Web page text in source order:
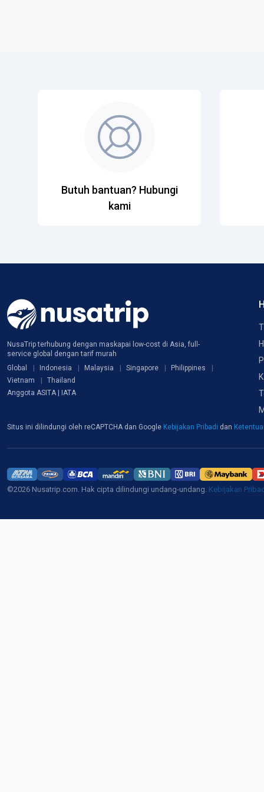
Butuh bantuan? Hubungi
kami
NusaTrip terhubung dengan maskapai low-cost di Asia, full-
service global dengan tarif murah
Global
Indonesia Malaysia Singapore
Philippines
Vietnam
Thailand
Anggota ASITA | IATA
Situs ini dilindungi oleh reCAPTCHA dan Google Kebijakan Pribadi dan
©2026 Nusatrip.com. Hak cipta dilindungi undang-undang. Kebijakan